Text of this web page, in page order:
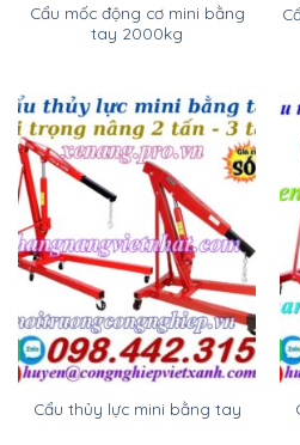
Cẩu mốc động cơ mini bằng
tay 2000kg
Cẩu thủy lực mini bằng tay